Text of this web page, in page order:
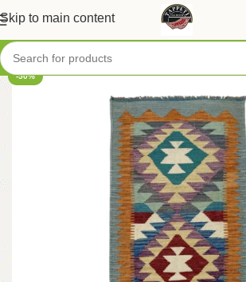
Skip to main content
-50%